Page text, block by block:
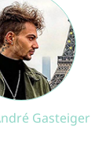
Gasteiger